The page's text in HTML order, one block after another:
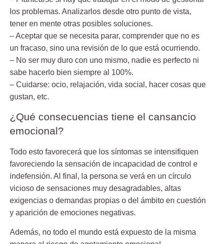
los problemas. Analizarlos desde otro punto de vista,
tener en mente otras posibles soluciones.
– Aceptar que se necesita parar, comprender que no es
un fracaso, sino una revisión de lo que está ocurriendo.
– No ser muy duro con uno mismo, nadie es perfecto ni
sabe hacerlo bien siempre al 100%.
– Cuidarse: ocio, relajación, vida social, hacer cosas que
gustan, etc.
¿Qué consecuencias tiene el cansancio
emocional?
Todo esto favorecerá que los síntomas se intensifiquen
favoreciendo la sensación de incapacidad de control e
indefensión. Al final, la persona se verá en un círculo
vicioso de sensaciones muy desagradables, altas
exigencias o demandas propias o del ámbito en cuestión
y aparición de emociones negativas.
Además, no todo el mundo está expuesto de la misma